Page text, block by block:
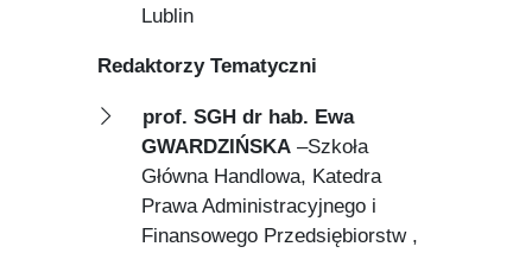
Lublin
Redaktorzy Tematyczni
prof. SGH dr hab. Ewa
GWARDZIŃSKA –Szkoła
Główna Handlowa, Katedra
Prawa Administracyjnego i
Finansowego Przedsiębiorstw ,